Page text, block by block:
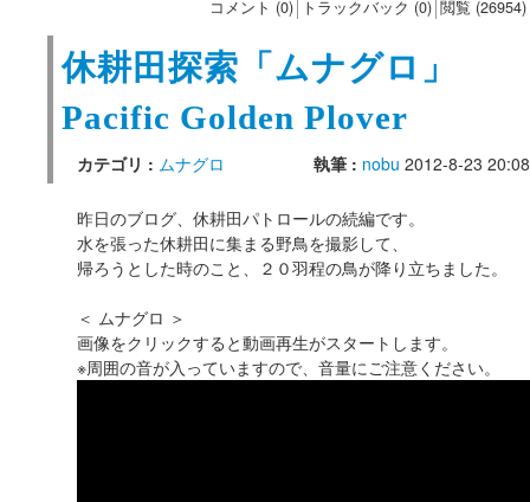
コメント (0) トラックバック (0) 閲覧 (26954)
休耕田探索「ムナグロ」
Pacific Golden Plover
カテゴリ : ムナグロ 執筆 : nobu 2012-8-23 20:08
昨日のブログ、休耕田パトロールの続編です。
水を張った休耕田に集まる野鳥を撮影して、
帰ろうとした時のこと、２０羽程の鳥が降り立ちました。
＜ ムナグロ ＞
画像をクリックすると動画再生がスタートします。
※周囲の音が入っていますので、音量にご注意ください。